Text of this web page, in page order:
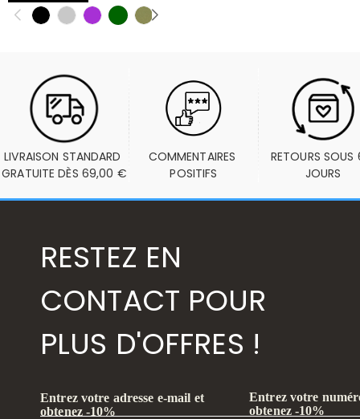
LIVRAISON STANDARD
GRATUITE DÈS 69,00 €
COMMENTAIRES
POSITIFS
RETOURS SOUS
JOURS
RESTEZ EN
CONTACT POUR
PLUS D'OFFRES !
Entrez votre adresse e-mail et
obtenez -10%
Entrez votre
obtenez -10%